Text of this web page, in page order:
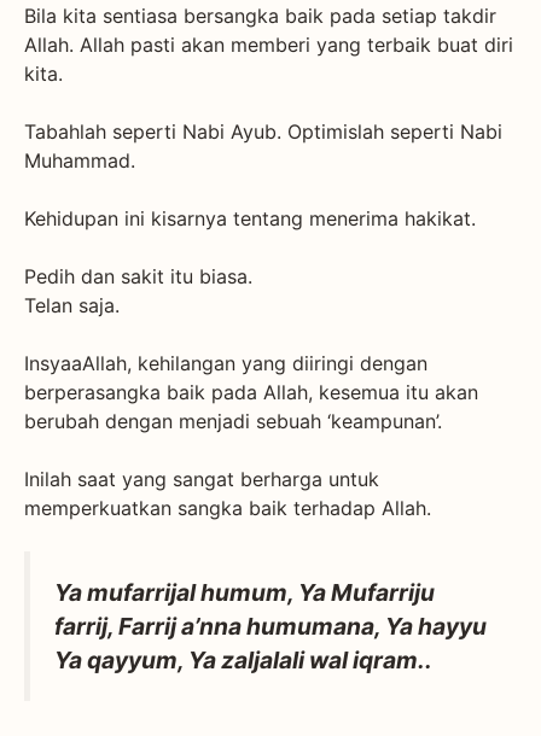
Bila kita sentiasa bersangka baik pada setiap takdir
Allah. Allah pasti akan memberi yang terbaik buat diri
kita.
Tabahlah seperti Nabi Ayub. Optimislah seperti Nabi
Muhammad.
Kehidupan ini kisarnya tentang menerima hakikat.
Pedih dan sakit itu biasa.
Telan saja.
InsyaaAllah, kehilangan yang diiringi dengan
berperasangka baik pada Allah, kesemua itu akan
berubah dengan menjadi sebuah ‘keampunan’.
Inilah saat yang sangat berharga untuk
memperkuatkan sangka baik terhadap Allah.
Ya mufarrijal humum, Ya Mufarriju
farrij, Farrij a’nna humumana, Ya hayyu
Ya qayyum, Ya zaljalali wal iqram..